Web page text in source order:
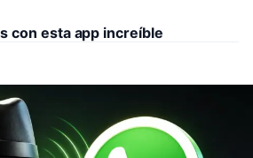
con esta app increíble